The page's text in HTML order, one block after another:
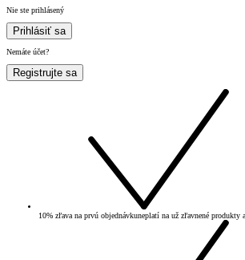
Nie ste prihlásený
Prihlásiť sa
Nemáte účet?
Registrujte sa
10% zľava na prvú objednávkuneplatí na už zľavnené produkty